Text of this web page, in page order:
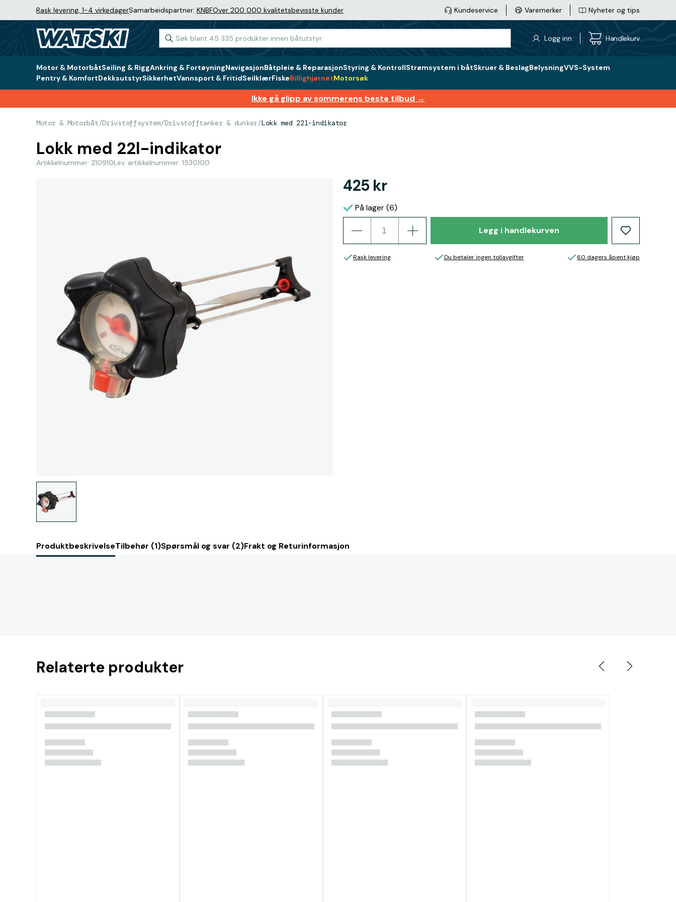
Rask levering, 1-4 virkedagerSamarbeidspartner: KNBFOver 200 000 kvalitetsbevisste kunder Kundeservice Varemerker Nyheter og tips
Logg inn Handlekurv
Motor & MotorbåtSeiling & RiggAnkring & FortøyningNavigasjonBåtpleie & ReparasjonStyring & KontrollStrømsystem i båtSkruer & BeslagBelysningVVS-System
Pentry & KomfortDekksutstyrSikkerhetVannsport & FritidSeilklærFiskeBillighjørnetMotorsøk
Ikke gå glipp av sommerens beste tilbud →
Motor & Motorbåt/Drivstoffsystem/Drivstofftanker & dunker/Lokk med 22l-indikator
Lokk med 22l-indikator
Artikkelnummer: 210910Lev. artikkelnummer: 1530100
425 kr
På lager (6)
Legg i handlekurven
Rask levering Du betaler ingen tollavgifter 60 dagers åpent kjøp
ProduktbeskrivelseTilbehør (1)Spørsmål og svar (2)Frakt og Returinformasjon
Relaterte produkter